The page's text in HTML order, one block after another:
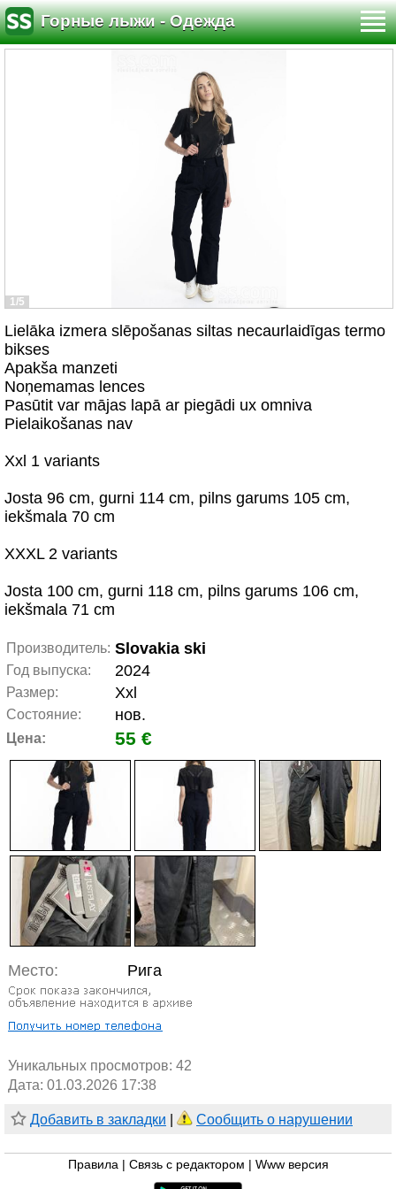
Горные лыжи - Одежда
1/5
Lielāka izmera slēpošanas siltas necaurlaidīgas termo
bikses
Apakša manzeti
Noņemamas lences
Pasūtit var mājas lapā ar piegādi ux omniva
Pielaikošanas nav
Xxl 1 variants
Josta 96 cm, gurni 114 cm, pilns garums 105 cm,
iekšmala 70 cm
XXXL 2 variants
Josta 100 cm, gurni 118 cm, pilns garums 106 cm,
iekšmala 71 cm
Производитель: Slovakia ski
Год выпуска: 2024
Размер: Xxl
Состояние: нов.
Цена: 55 €
Место: Рига
Уникальных просмотров: 42
Дата: 01.03.2026 17:38
Добавить в закладки Сообщить о нарушении
Правила Связь с редактором Www версия